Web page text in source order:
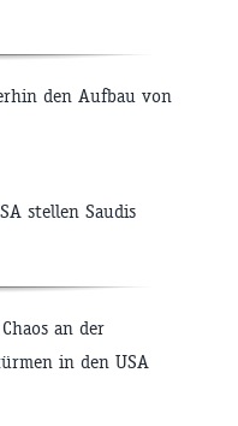
den Aufbau von
stellen Saudis
an der
in den USA